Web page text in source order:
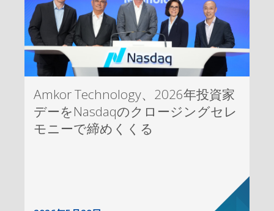
Amkor Technology、2026年投資家
デーをNasdaqのクロージングセレ
モニーで締めくくる